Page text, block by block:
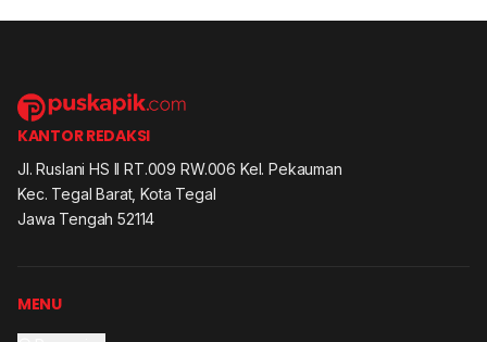
KANTOR REDAKSI
Jl. Ruslani HS II RT.009 RW.006 Kel. Pekauman
Kec. Tegal Barat, Kota Tegal
Jawa Tengah 52114
MENU